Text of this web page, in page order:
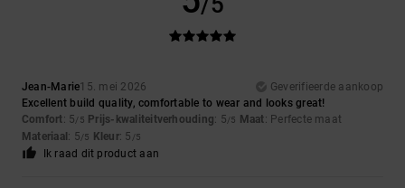
Jean-Marie15. mei 2026
Geverifieerde aankoop
Excellent build quality, comfortable to wear and looks great!
Comfort: 5/5 Prijs-kwaliteitverhouding: 5/5 Maat: Perfecte maat
Materiaal : 5/5 Kleur: 5 /5
Ik raad dit product aan